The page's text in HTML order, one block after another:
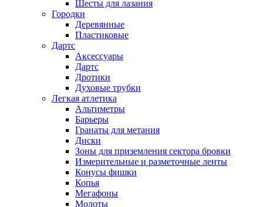
Шесты для лазания
Городки
Деревянные
Пластиковые
Дартс
Аксессуары
Дартс
Дротики
Духовые трубки
Легкая атлетика
Альтиметры
Барьеры
Гранаты для метания
Диски
Зоны для приземления сектора бровки
Измерительные и разметочные ленты
Конусы фишки
Копья
Мегафоны
Молоты